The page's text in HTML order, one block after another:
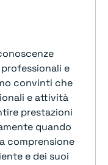
e
convinti che
e attività
prestazioni
quando
comprensione
e dei suoi